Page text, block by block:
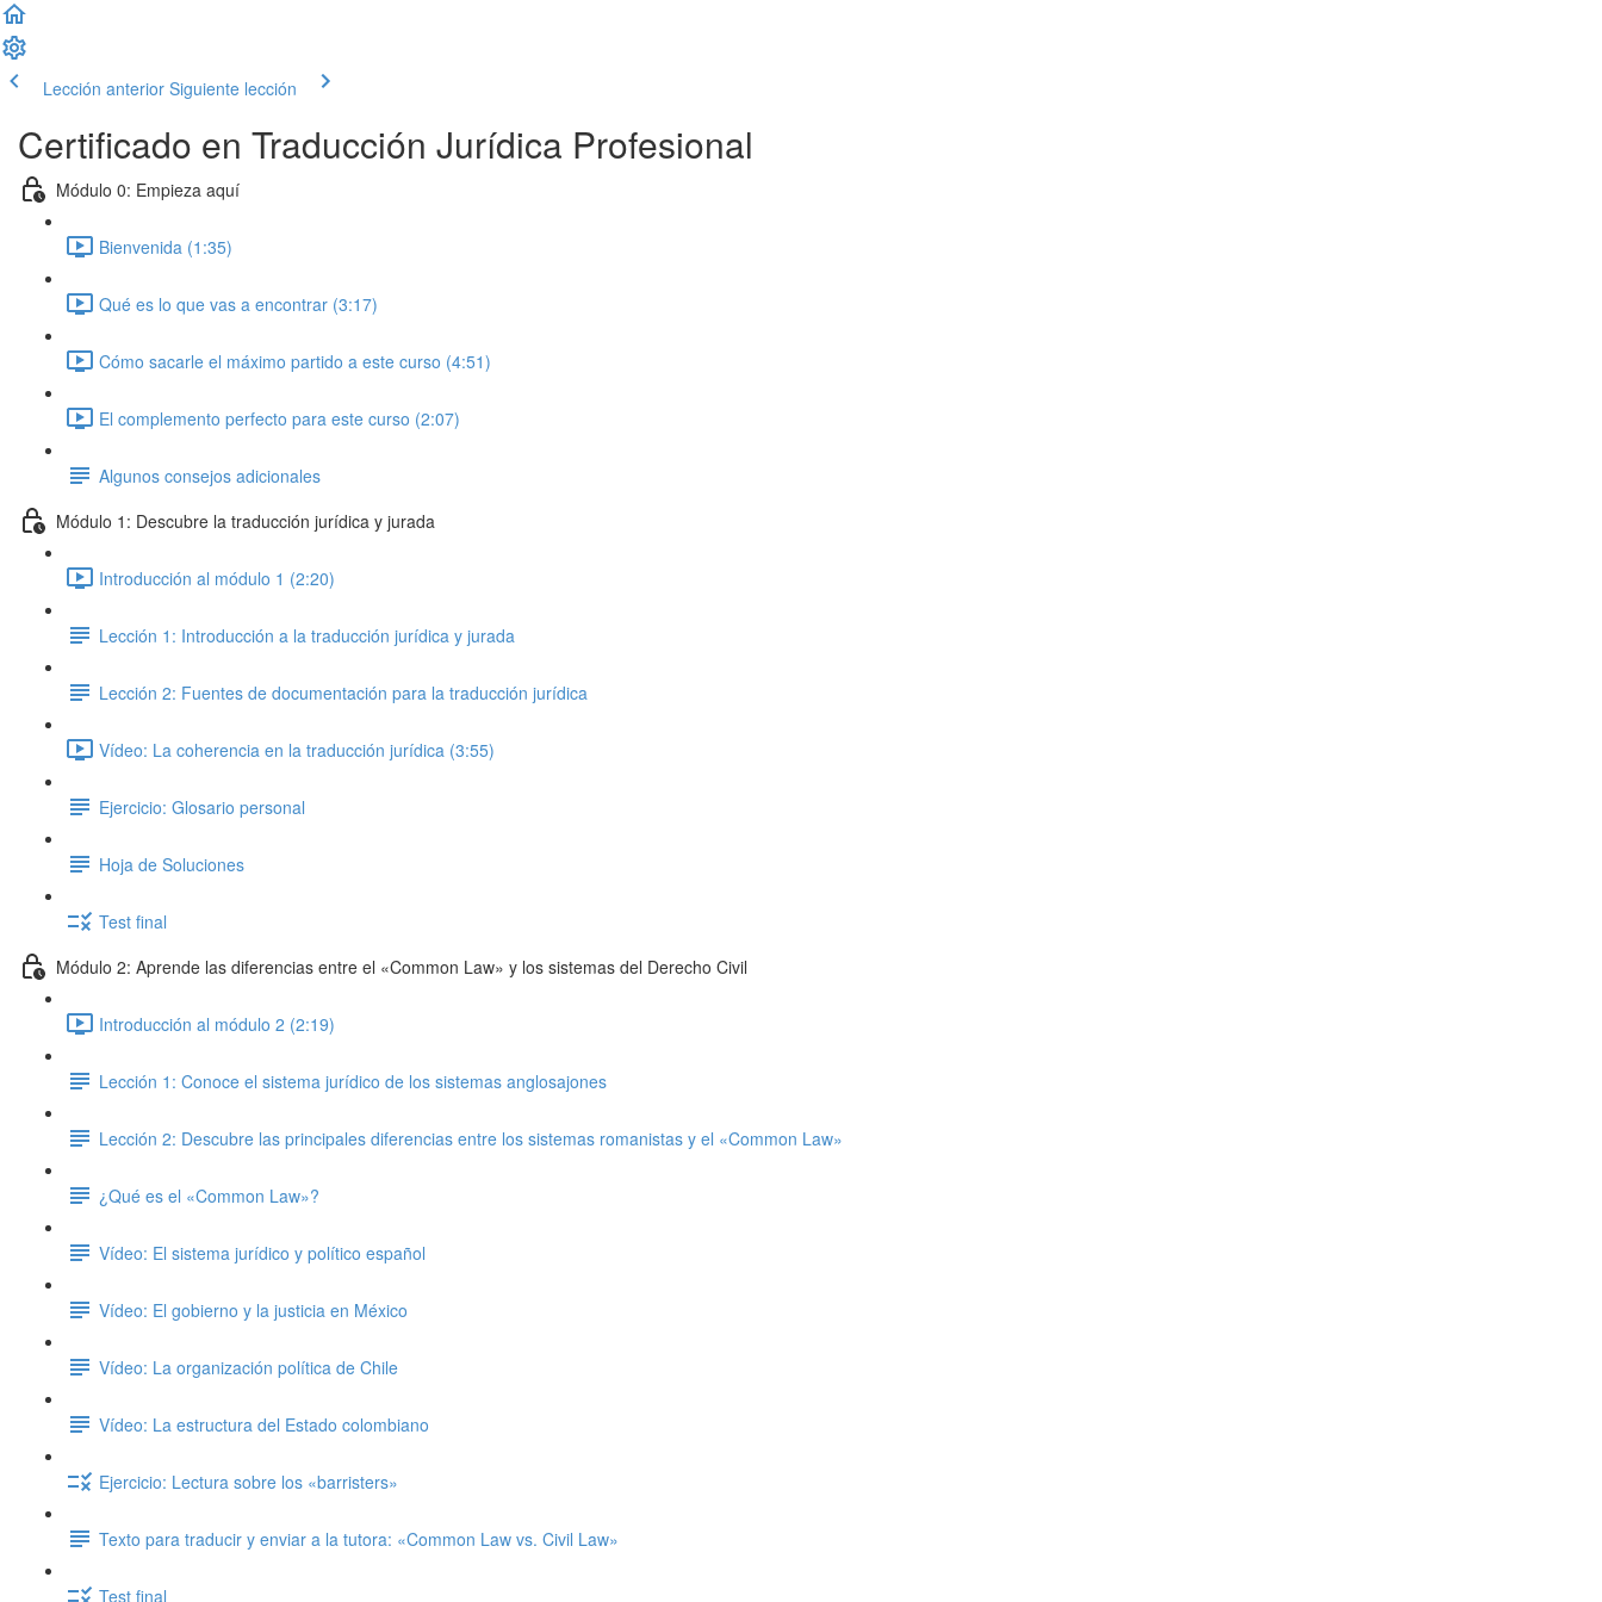
Lección anterior Siguiente lección
Certificado en Traducción Jurídica Profesional
Módulo 0: Empieza aquí
Bienvenida (1:35)
Qué es lo que vas a encontrar (3:17)
Cómo sacarle el máximo partido a este curso (4:51)
El complemento perfecto para este curso (2:07)
Algunos consejos adicionales
Módulo 1: Descubre la traducción jurídica y jurada
Introducción al módulo 1 (2:20)
Lección 1: Introducción a la traducción jurídica y jurada
Lección 2: Fuentes de documentación para la traducción jurídica
Vídeo: La coherencia en la traducción jurídica (3:55)
Ejercicio: Glosario personal
Hoja de Soluciones
Test final
Módulo 2: Aprende las diferencias entre el «Common Law» y los sistemas del Derecho Civil
Introducción al módulo 2 (2:19)
Lección 1: Conoce el sistema jurídico de los sistemas anglosajones
Lección 2: Descubre las principales diferencias entre los sistemas romanistas y el «Common Law»
¿Qué es el «Common Law»?
Vídeo: El sistema jurídico y político español
Vídeo: El gobierno y la justicia en México
Vídeo: La organización política de Chile
Vídeo: La estructura del Estado colombiano
Ejercicio: Lectura sobre los «barristers»
Texto para traducir y enviar a la tutora: «Common Law vs. Civil Law»
Test final